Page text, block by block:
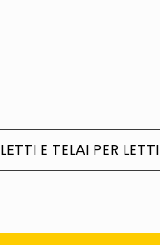
LETTI E TELAI PER LETTI